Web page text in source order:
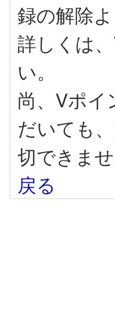
録の解除
詳しくは、
い。
尚、Vポ
だいても
切できま
戻る